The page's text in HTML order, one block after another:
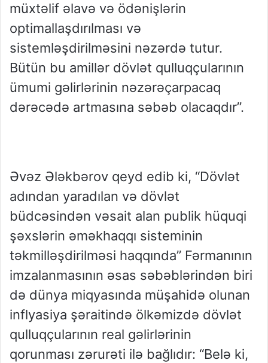
müxtəlif əlavə və ödənişlərin
optimallaşdırılması və
sistemləşdirilməsini nəzərdə tutur.
Bütün bu amillər dövlət qulluqçularının
ümumi gəlirlərinin nəzərəçarpacaq
dərəcədə artmasına səbəb olacaqdır”.
Əvəz Ələkbərov qeyd edib ki, “Dövlət
adından yaradılan və dövlət
büdcəsindən vəsait alan publik hüquqi
şəxslərin əməkhaqqı sisteminin
təkmilləşdirilməsi haqqında” Fərmanının
imzalanmasının əsas səbəblərindən biri
də dünya miqyasında müşahidə olunan
inflyasiya şəraitində ölkəmizdə dövlət
qulluqçularının real gəlirlərinin
qorunması zərurəti ilə bağlıdır: “Belə ki,